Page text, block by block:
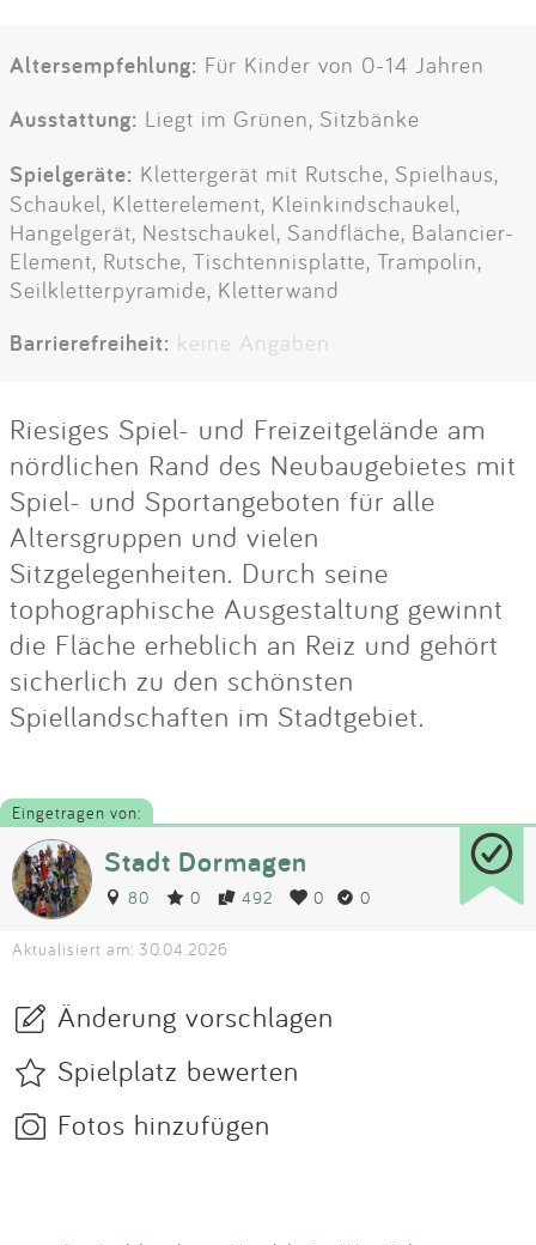
Altersempfehlung: Für Kinder von 0-14 Jahren
Ausstattung: Liegt im Grünen, Sitzbänke
Spielgeräte: Klettergerät mit Rutsche, Spielhaus,
Schaukel, Kletterelement, Kleinkindschaukel,
Hangelgerät, Nestschaukel, Sandfläche, Balancier-
Element, Rutsche, Tischtennisplatte, Trampolin,
Seilkletterpyramide, Kletterwand
Barrierefreiheit: keine Angaben
Riesiges Spiel- und Freizeitgelände am
nördlichen Rand des Neubaugebietes mit
Spiel- und Sportangeboten für alle
Altersgruppen und vielen
Sitzgelegenheiten. Durch seine
tophographische Ausgestaltung gewinnt
die Fläche erheblich an Reiz und gehört
sicherlich zu den schönsten
Spiellandschaften im Stadtgebiet.
Eingetragen von:
Stadt Dormagen
80 0 492 0 0
Aktualisiert am: 30.04.2026
Änderung vorschlagen
Spielplatz bewerten
Fotos hinzufügen